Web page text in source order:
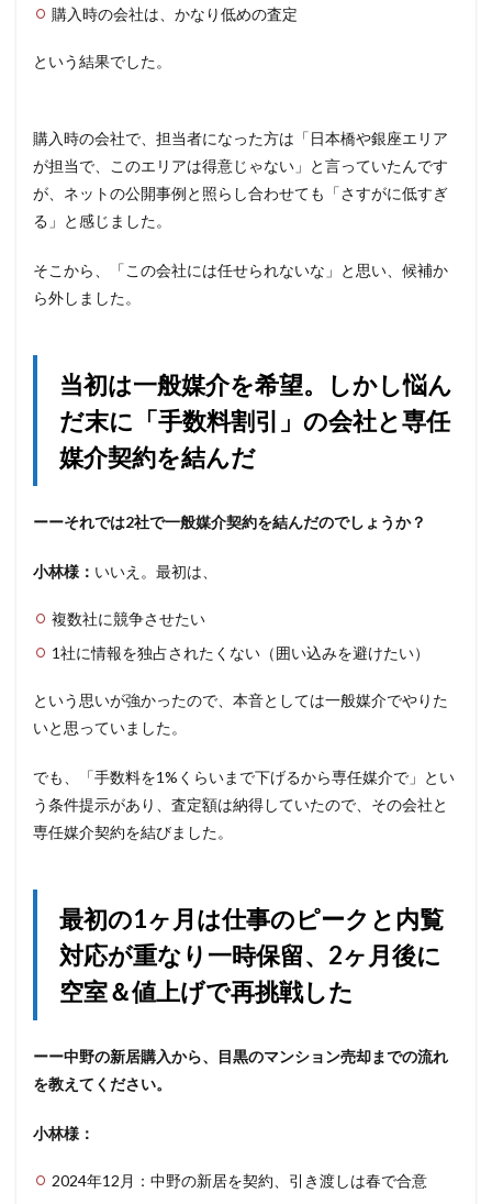
購入時の会社は、かなり低めの査定
という結果でした。
購入時の会社で、担当者になった方は「日本橋や銀座エリア
が担当で、このエリアは得意じゃない」と言っていたんです
が、ネットの公開事例と照らし合わせても「さすがに低すぎ
る」と感じました。
そこから、「この会社には任せられないな」と思い、候補か
ら外しました。
当初は一般媒介を希望。しかし悩ん
だ末に「手数料割引」の会社と専任
媒介契約を結んだ
ーーそれでは2社で一般媒介契約を結んだのでしょうか？
小林様： いいえ。最初は、
複数社に競争させたい
1社に情報を独占されたくない（囲い込みを避けたい）
という思いが強かったので、本音としては一般媒介でやりた
いと思っていました。
でも、「手数料を1%くらいまで下げるから専任媒介で」とい
う条件提示があり、査定額は納得していたので、その会社と
専任媒介契約を結びました。
最初の1ヶ月は仕事のピークと内覧
対応が重なり一時保留、2ヶ月後に
空室＆値上げで再挑戦した
ーー中野の新居購入から、目黒のマンション売却までの流れ
を教えてください。
小林様：
2024年12月：中野の新居を契約、引き渡しは春で合意